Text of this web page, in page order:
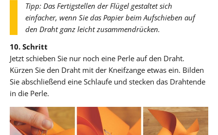
Tipp: Das Fertigstellen der Flügel gestaltet sich
einfacher, wenn Sie das Papier beim Aufschieben auf
den Draht ganz leicht zusammendrücken.
10. Schritt
Jetzt schieben Sie nur noch eine Perle auf den Draht.
Kürzen Sie den Draht mit der Kneifzange etwas ein. Bilden
Sie abschließend eine Schlaufe und stecken das Drahtende
in die Perle.